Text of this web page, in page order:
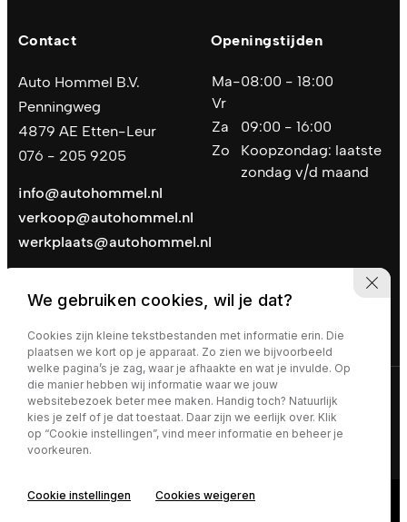
Contact
Auto Hommel B.V.
Penningweg
4879 AE Etten-Leur
076 - 205 9205
info@autohommel.nl
verkoop@autohommel.nl
werkplaats@autohommel.nl
Openingstijden
Ma-
Vr
08:00 - 18:00
Za
09:00 - 16:00
Zo
Koopzondag: laatste
zondag v/d maand
Privacy policy | Algemene voorwaarden
We gebruiken cookies, wil je dat?
Cookies zijn kleine tekstbestanden met informatie erin. Die
plaatsen we kort op je apparaat. Zo zien we bijvoorbeeld
welke pagina’s je zag, waar je afhaakte en wat je invulde. Op
die manier hebben wij informatie waar we jouw
websitebezoek beter mee maken. Handig toch? Natuurlijk
kies je zelf of je dat toestaat. Daar zijn we eerlijk over. Klik
op “Cookie instellingen”, vind meer informatie en beheer je
voorkeuren.
Cookie instellingen Cookies weigeren